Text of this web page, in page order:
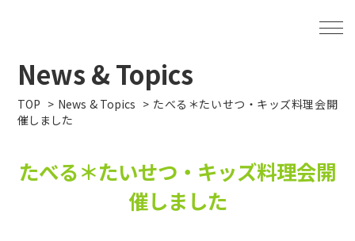
News & Topics
TOP News & Topics
たべる＊たいせつ・キッズ料理会開
催しました
たべる＊たいせつ・キッズ料理会開
催しました